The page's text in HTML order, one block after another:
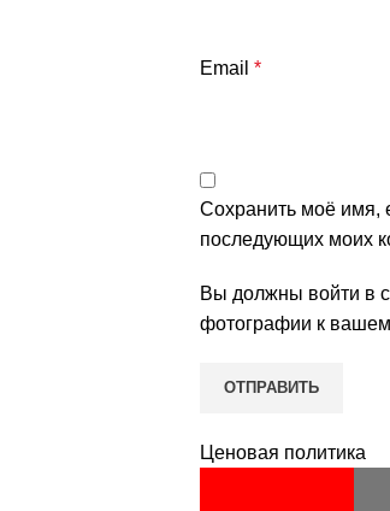
Email *
Сохранить моё имя,
последующих моих
Вы должны войти в
фотографии к
Ценовая политика